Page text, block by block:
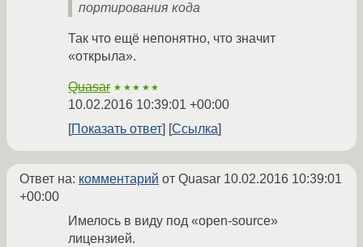
портирования кода
Так что ещё непонятно, что значит
«открыла».
Quasar ★★★★★
10.02.2016 10:39:01 +00:00
Показать ответ
Ссылка
Ответ на: комментарий от Quasar 10.02.2016 10:39:01
+00:00
Имелось в виду под «open-source»
лицензией.